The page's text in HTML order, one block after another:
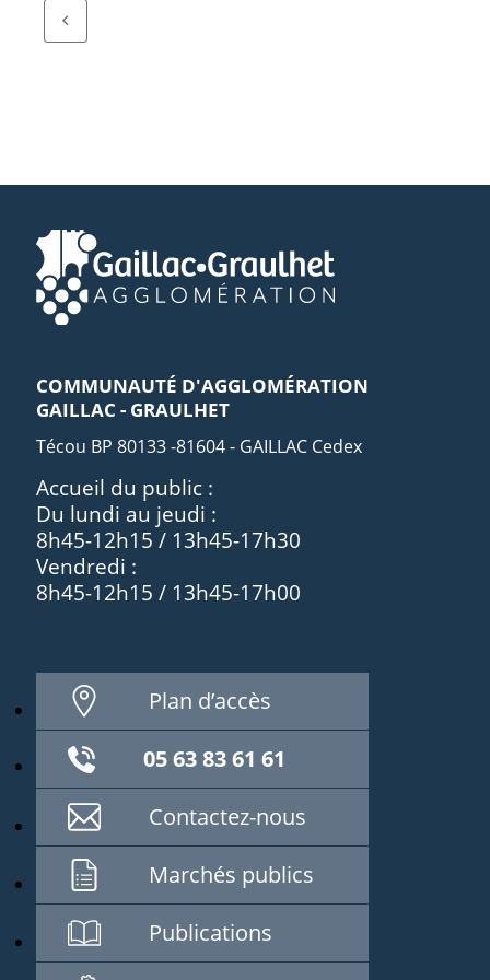
COMMUNAUTÉ D'AGGLOMÉRATION
GAILLAC - GRAULHET
Técou BP 80133 -81604 - GAILLAC Cedex
Accueil du public :
Du lundi au jeudi :
8h45-12h15 / 13h45-17h30
Vendredi :
8h45-12h15 / 13h45-17h00
Plan d’accès
05 63 83 61 61
Contactez-nous
Marchés publics
Publications